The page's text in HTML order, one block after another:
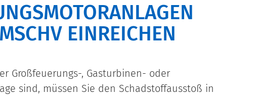
N
EINREICHEN
Großfeuerungs-, Gasturbinen- oder
sind, müssen Sie den Schadstoffausstoß in